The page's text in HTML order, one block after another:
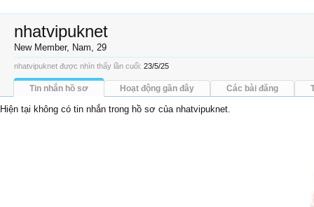
nhatvipuknet
New Member, Nam, 29
nhatvipuknet được nhìn thấy lần cuối: 23/5/25
Tin nhắn hồ sơ Hoạt động gần đây Các bài đăng
Hiện tại không có tin nhắn trong hồ sơ của nhatvipuknet.